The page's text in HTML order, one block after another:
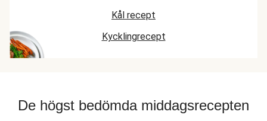
Kål recept
Kycklingrecept
De högst bedömda middagsrecepten